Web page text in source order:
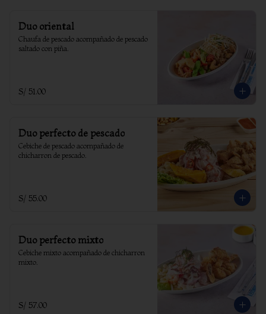
Duo oriental
Chaufa de pescado acompañado de pescado
saltado con piña.
S/ 51.00
Duo perfecto de pescado
Cebiche de pescado acompañado de
chicharron de pescado.
S/ 55.00
Duo perfecto mixto
Cebiche mixto acompañado de chicharron
mixto.
S/ 57.00